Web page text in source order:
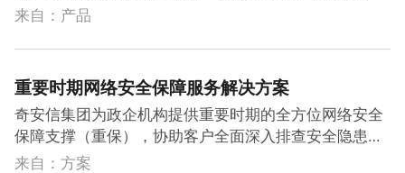
事故”的经验，汇总成为奥运遗
重大网络安全保障活动、关键信
息基础设施、关键单位的安全保
护提供了重要经验实践，为未来
指令流检测技术，并深度融合人工智能、机器学习技
漏洞和攻击特征即可防御新型漏洞攻击（包含0day），
是奇安信实现北京冬奥网络安全
零 事故
的四大黑科技之
一。目前，奇安信天狗已经被大规模应用于高并发、业
务连续性要求高的政企单位中，在0day漏洞攻击防御和
高级后门发现方面的表现尤其出色，获得了客户的一致
好评。
来自：产品
重要时期网络安全保障服务解决方案
奇安信集团为政企机构提供重要时期的全方位网络安全
保障支撑（重保），协助客户全面深入排查安全隐患，
提供7×24小时安全监控、事件分析处置和应急响应保
来自：方案